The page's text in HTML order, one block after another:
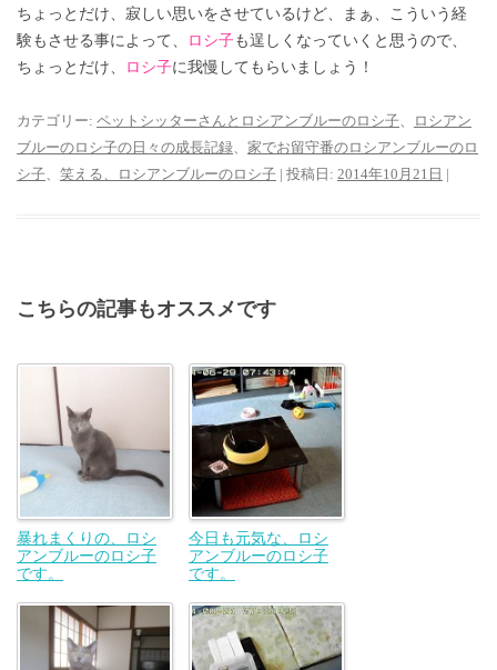
ちょっとだけ、寂しい思いをさせているけど、まぁ、こういう経
験もさせる事によって、
ロシ子も逞しくなっていくと思うので、
ちょっとだけ、
ロシ子に我慢してもらいましょう！
カテゴリー: ペットシッターさんとロシアンブルーのロシ子、
ロシアン
ブルーのロシ子の日々の成長記録、 家でお留守番のロシアンブルーのロ
シ子、 笑える、ロシアンブルーのロシ子 | 投稿日: 2014年10月21日 |
こちらの記事もオススメです
暴れまくりの、ロシ
アンブルーのロシ子
です。
今日も元気な、ロシ
アンブルーのロシ子
です。